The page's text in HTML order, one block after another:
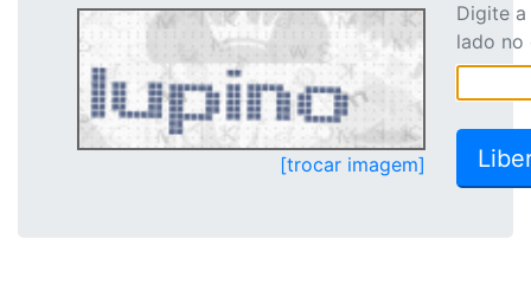
[trocar imagem]
Digite
lado no